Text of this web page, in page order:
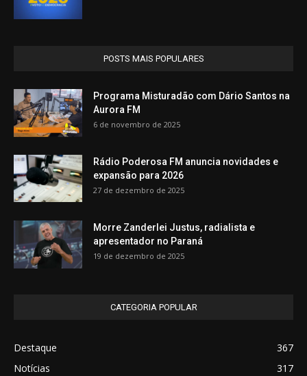
POSTS MAIS POPULARES
Programa Misturadão com Dário Santos na
Aurora FM
6 de novembro de 2025
Rádio Poderosa FM anuncia novidades e
expansão para 2026
27 de dezembro de 2025
Morre Zanderlei Justus, radialista e
apresentador no Paraná
19 de dezembro de 2025
CATEGORIA POPULAR
Destaque
367
Notícias
317